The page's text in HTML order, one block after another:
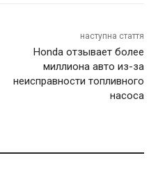
наступна стаття
Honda отзывает более
миллиона авто из-за
неисправности топливного
насоса